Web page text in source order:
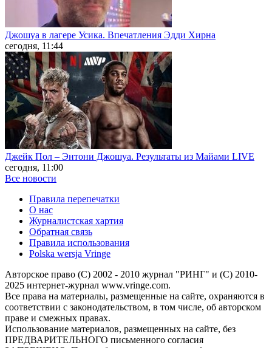
Джошуа в лагере Усика. Впечатления Эдди Хирна
сегодня, 11:44
Джейк Пол – Энтони Джошуа. Результаты из Майами LIVE
сегодня, 11:00
Все новости
Правила перепечатки
О нас
Журналистская хартия
Обратная связь
Правила использования
Polska wersja Vringe
Авторское право (С) 2002 - 2010 журнал "РИНГ" и (С) 2010-
2025 интернет-журнал www.vringe.com.
Все права на материалы, размещенные на сайте, охраняются в
соответствии с законодательством, в том числе, об авторском
праве и смежных правах.
Использование материалов, размещенных на сайте, без
ПРЕДВАРИТЕЛЬНОГО письменного согласия